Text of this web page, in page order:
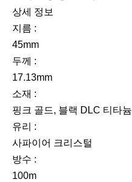
상세 정보
지름 :
45mm
두께 :
17.13mm
소재 :
핑크 골드, 블랙 DLC 티타늄
유리 :
사파이어 크리스털
방수 :
100m